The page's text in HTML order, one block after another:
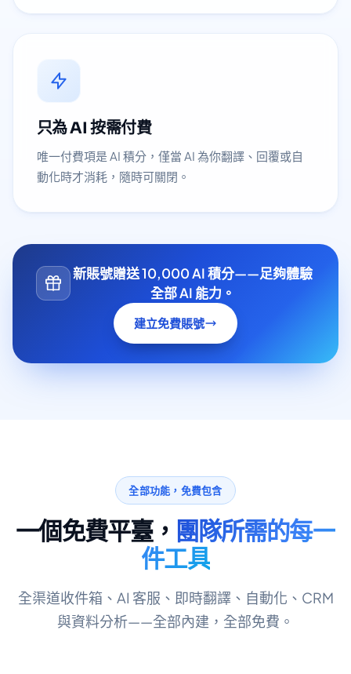
只為 AI 按需付費
唯一付費項是 AI 積分，僅當 AI 為你翻譯、回覆或自
動化時才消耗，隨時可關閉。
新賬號贈送 10,000 AI 積分——足夠體驗
全部 AI 能力。
建立免費賬號
全部功能，免費包含
一個免費平臺， 團隊所需的每一
件工具
全渠道收件箱、AI 客服、即時翻譯、自動化、CRM
與資料分析——全部內建，全部免費。